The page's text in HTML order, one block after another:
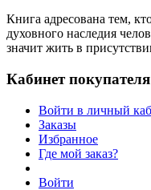
Книга адресована тем,
духовного наследия
значит жить в
Кабинет покупателя
Войти в личный
Заказы
Избранное
Где мой заказ?
Войти